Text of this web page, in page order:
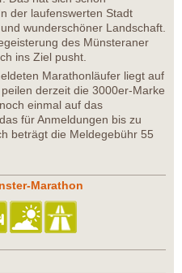
der laufenswerten Stadt
wunderschöner Landschaft.
des Münsteraner
ins Ziel pusht.
Marathonläufer liegt auf
derzeit die 3000er-Marke
einmal auf das
für Anmeldungen bis zu
beträgt die Meldegebühr 55
Marathon